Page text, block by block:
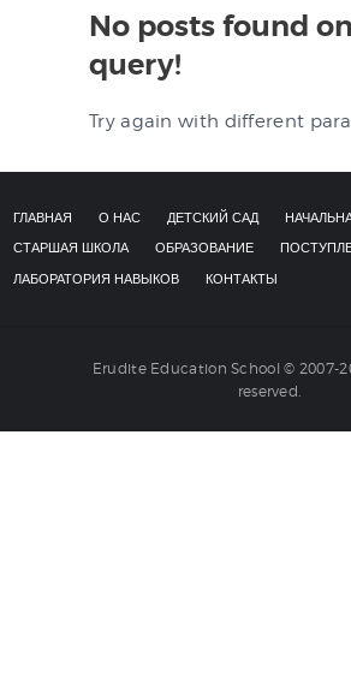
ОБРАЗОВАНИЕ
ПОСТУПЛЕНИЕ
ЛАБОРАТОРИЯ
НАВЫКОВ
КОНТАКТЫ
No posts found
query!
Try again with different
ГЛАВНАЯ О НАС ДЕТСКИЙ САД
СТАРШАЯ ШКОЛА
ОБРАЗОВАНИЕ
ЛАБОРАТОРИЯ НАВЫКОВ
КОНТАКТЫ
Erudite Education School © 2007-
reserved.